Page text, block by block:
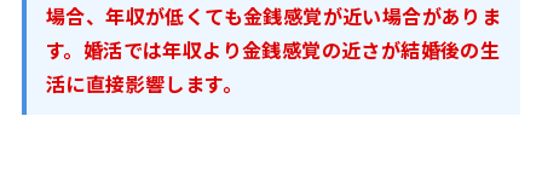
場合、年収が低くても金銭感覚が近い場合がありま
す。婚活では年収より金銭感覚の近さが結婚後の生
活に直接影響します。